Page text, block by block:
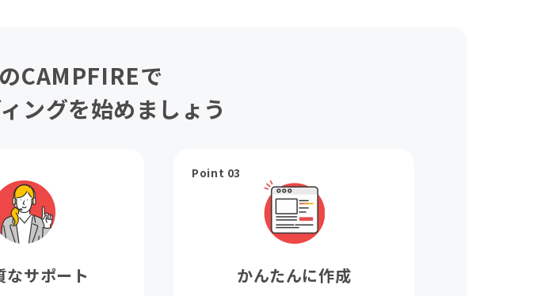
CAMPFIREで
ングを始めましょう
なサポート
Point 03
かんたんに作成